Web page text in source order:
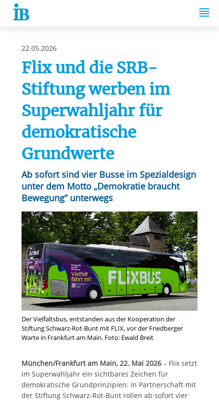
Springe zum Inhalt
22.05.2026
Flix und die SRB-
Stiftung werben im
Superwahljahr für
demokratische
Grundwerte
Ab sofort sind vier Busse im Spezialdesign
unter dem Motto „Demokratie braucht
Bewegung” unterwegs
Der Vielfaltsbus, entstanden aus der Kooperation der
Stiftung Schwarz-Rot-Bunt mit FLIX, vor der Friedberger
Warte in Frankfurt am Main. Foto: Ewald Breit
München/Frankfurt am Main, 22. Mai 2026– Flix setzt
im Superwahljahr ein sichtbares Zeichen für
demokratische Grundprinzipien: In Partnerschaft mit
der Stiftung Schwarz-Rot-Bunt rollen ab sofort vier